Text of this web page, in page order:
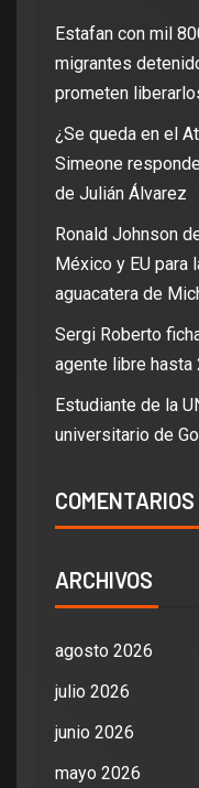
Estafan con mil
migrantes
prometen
¿Se queda en el
Simeone
de Julián Álvarez
Ronald Johnson
México y EU para
aguacatera de
Sergi Roberto
agente libre hasta
Estudiante de la
universitario de
ARCHIVOS
agosto 2026
julio 2026
junio 2026
mayo 2026